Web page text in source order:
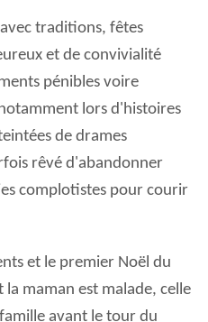
traditions, fêtes
et de convivialité
pénibles voire
lors d'histoires
de drames
rêvé d'abandonner
complotistes pour courir
et le premier Noël du
maman est malade, celle
avant le tour du